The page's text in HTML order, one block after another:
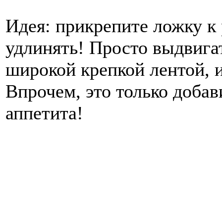
Идея: прикрепите ложку
удлинять! Просто
широкой крепкой лентой,
Впрочем, это только
аппетита!